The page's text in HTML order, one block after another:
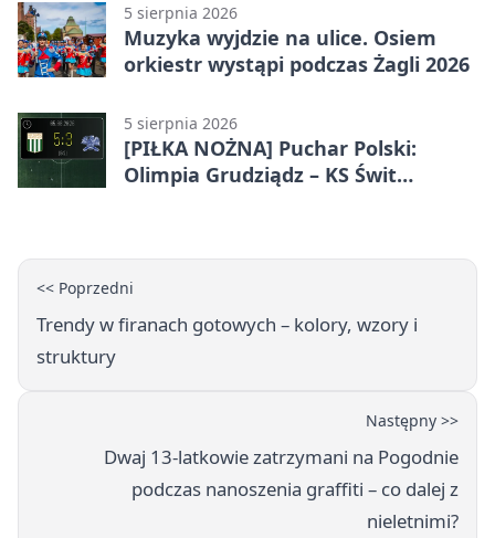
5 sierpnia 2026
Muzyka wyjdzie na ulice. Osiem
orkiestr wystąpi podczas Żagli 2026
5 sierpnia 2026
[PIŁKA NOŻNA] Puchar Polski:
Olimpia Grudziądz – KS Świt
<< Poprzedni
Trendy w firanach gotowych – kolory, wzory i
struktury
Następny >>
Dwaj 13-latkowie zatrzymani na Pogodnie
podczas nanoszenia graffiti – co dalej z
nieletnimi?